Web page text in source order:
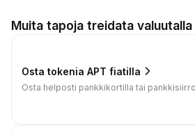
Muita tapoja treidata valuutalla
Osta tokenia APT fiatilla
Osta helposti pankkikortilla tai